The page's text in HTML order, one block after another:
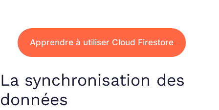
Apprendre à utiliser Cloud Firestore
La synchronisation des
données